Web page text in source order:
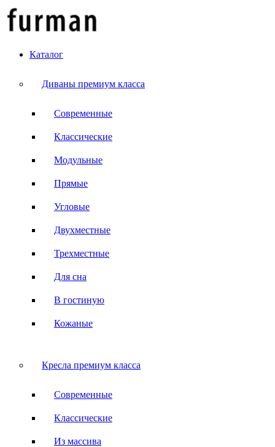
Каталог
Диваны премиум класса
Современные
Классические
Модульные
Прямые
Угловые
Двухместные
Трехместные
Для сна
В гостиную
Кожаные
Кресла премиум класса
Современные
Классические
Из массива